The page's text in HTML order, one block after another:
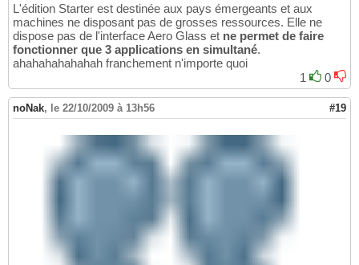
L'édition Starter est destinée aux pays émergeants et aux
machines ne disposant pas de grosses ressources. Elle ne
dispose pas de l'interface Aero Glass et ne permet de faire
fonctionner que 3 applications en simultané.
ahahahahahahah franchement n'importe quoi
1
0
noNak, le 22/10/2009 à 13h56 #19